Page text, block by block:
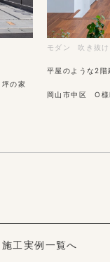
の家
モダン 吹き抜け
平屋のような2階
岡山市中区 O様
施工実例一覧へ